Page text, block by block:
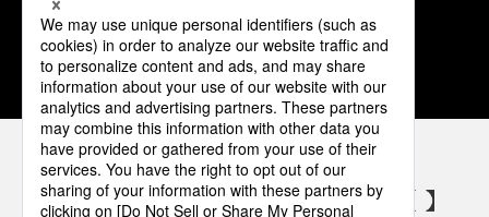
1 2 3 4 5
パナソニックの電気設備 SNSアカウント